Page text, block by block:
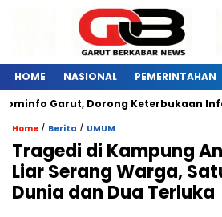
HOME NASIONAL PEMERINTAHAN
Garut, Dorong Keterbukaan
Home / Berita / UMUM
Tragedi di Kampung
Liar Serang Warga,
Dunia dan Dua Terluka